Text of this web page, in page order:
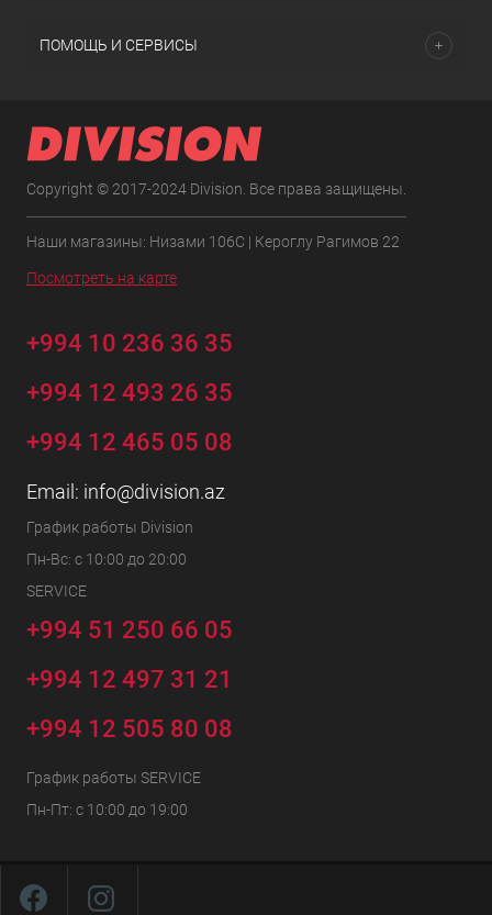
ПОМОЩЬ И СЕРВИСЫ
Copyright © 2017-2024 Division. Все права защищены.
Наши магазины: Низами 106C | Кероглу Рагимов 22
Посмотреть на карте
+994 10 236 36 35
+994 12 493 26 35
+994 12 465 05 08
Email: info@division.az
График работы Division
Пн-Вс: с 10:00 до 20:00
SERVICE
+994 51 250 66 05
+994 12 497 31 21
+994 12 505 80 08
График работы SERVICE
Пн-Пт: с 10:00 до 19:00